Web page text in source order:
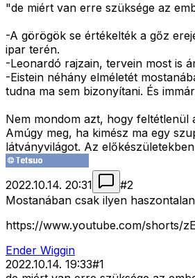
"de miért van erre szüksége az
-A görögök se értékelték a gőz
ipar terén.
-Leonardó rajzain, tervein most is
-Eistein néhány elméletét
tudna ma sem bizonyítani. És
Nem mondom azt, hogy feltétlenül
Amúgy meg, ha kimész ma egy
látványvilágot. Az
2022.10.14. 20:31 #2
Mostanában csak ilyen
https://www.youtube.com/shorts/
Ender Wiggin
2022.10.14. 19:33#1